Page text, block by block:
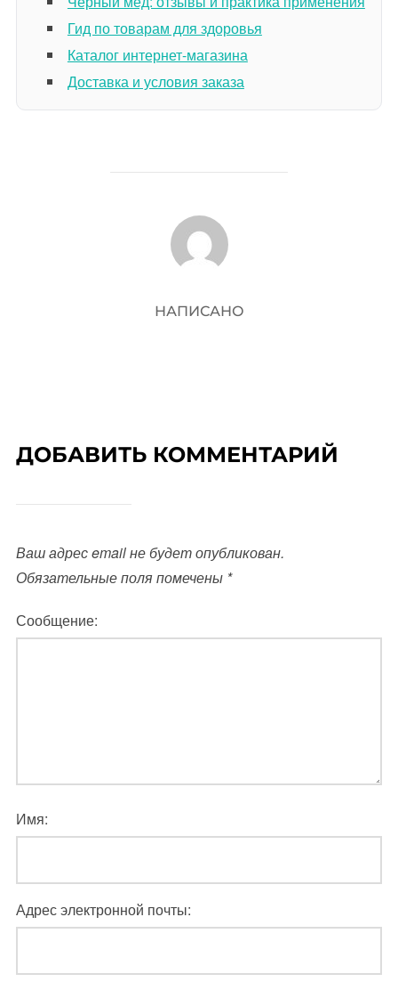
Гид по товарам для здоровья
Каталог интернет-магазина
Доставка и условия заказа
АВТОР ЗАПИСИ
НАПИСАНО
ДОБАВИТЬ КОММЕНТАРИЙ
Ваш адрес email не будет опубликован.
Обязательные поля помечены *
Сообщение:
Имя:
Адрес электронной почты: